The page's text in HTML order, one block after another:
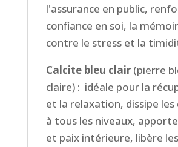
l'assurance en public,
confiance en soi, la
contre le stress et la
Calcite bleu clair(pierre
claire) : idéale pour la
et la relaxation, dissipe
à tous les niveaux,
et paix intérieure, libère